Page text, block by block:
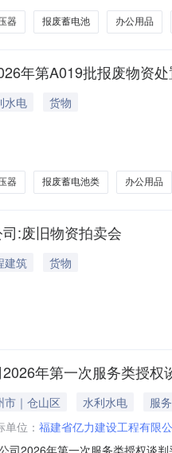
器 报废蓄电池 办公用品
年第A019批报废物资
水电
货物
器 报废蓄电池类 办公用品
:废旧物资拍卖会
建筑
货物
年第一次服务类授权
市｜仓山区 水利水电
服务
单位： 福建省亿力建设工程有限
司2026年第一次服务类授权谈